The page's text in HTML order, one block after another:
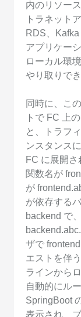
内のリソー
トラネット
RDS、Kafka
アプリケー
ローカル環
やり取りでき
同時に、こ
トで FC 上
と、トラフ
ンスタンス
FC に展開
関数名が
が
が依存する
backend で
ザで
エストを伴
ラインから
自動的にル
SpringBoot
表示され、